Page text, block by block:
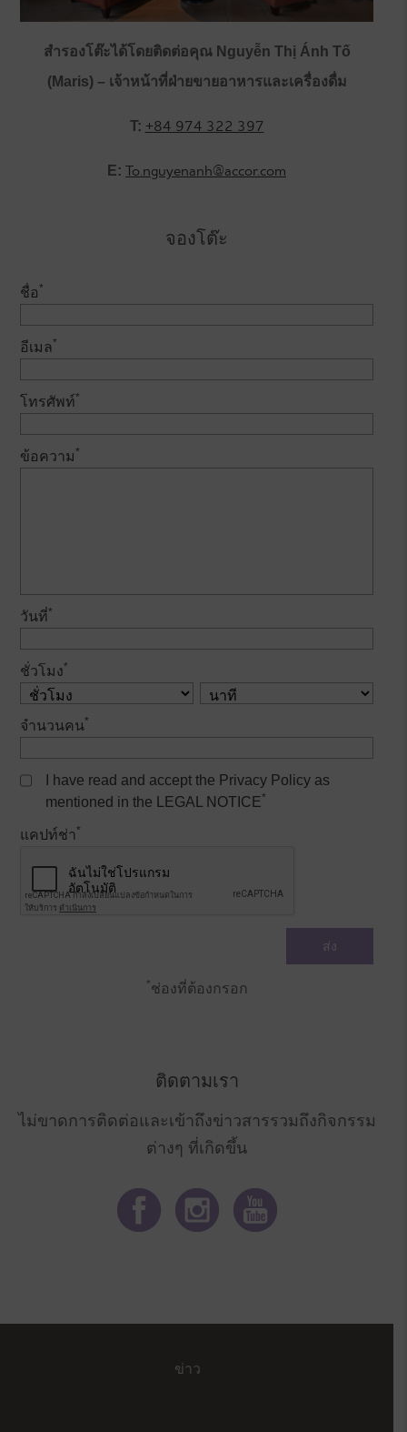
สำรองโต๊ะได้โดยติดต่อคุณ Nguyễn Thị Ánh Tố
(Maris) – เจ้าหน้าที่ฝ่ายขายอาหารและเครื่องดื่ม
T: +84 974 322 397
E: To.nguyenanh@accor.com
จองโต๊ะ
ชื่อ*
อีเมล*
โทรศัพท์*
ข้อความ*
วันที่*
ชั่วโมง*
จำนวนคน*
I have read and accept the Privacy Policy as
mentioned in the LEGAL NOTICE*
แคปท์ช่า*
*ช่องที่ต้องกรอก
ติดตามเรา
ไม่ขาดการติดต่อและเข้าถึงข่าวสารรวมถึงกิจกรรม
ต่างๆ ที่เกิดขึ้น
ข่าว